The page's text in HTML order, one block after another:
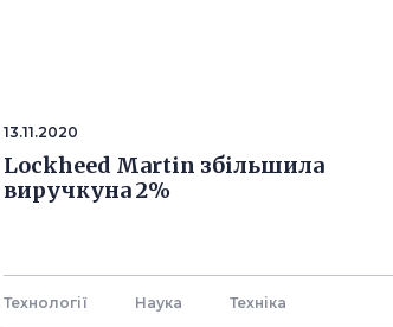
13.11.2020
Lockheed Martin збільшила
виручкуна 2%
Технології Наука Технiка